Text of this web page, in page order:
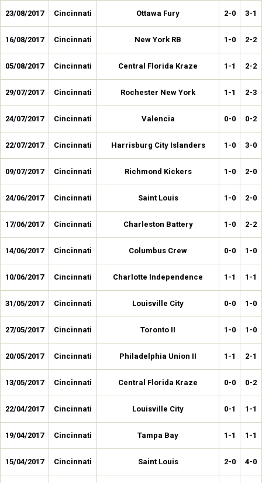
23/08/2017 Cincinnati Ottawa Fury 2-0 3-1
16/08/2017 Cincinnati New York RB 1-0 2-2
05/08/2017 Cincinnati Central Florida Kraze 1-1 2-2
29/07/2017 Cincinnati Rochester New York 1-1 2-3
24/07/2017 Cincinnati Valencia 0-0 0-2
22/07/2017 Cincinnati Harrisburg City Islanders 1-0 3-0
09/07/2017 Cincinnati Richmond Kickers 1-0 2-0
24/06/2017 Cincinnati Saint Louis 1-0 2-0
17/06/2017 Cincinnati Charleston Battery 1-0 2-2
14/06/2017 Cincinnati Columbus Crew 0-0 1-0
10/06/2017 Cincinnati Charlotte Independence 1-1 1-1
31/05/2017 Cincinnati Louisville City 0-0 1-0
27/05/2017 Cincinnati Toronto II 1-0 1-0
20/05/2017 Cincinnati Philadelphia Union II 1-1 2-1
13/05/2017 Cincinnati Central Florida Kraze 0-0 0-2
22/04/2017 Cincinnati Louisville City 0-1 1-1
19/04/2017 Cincinnati Tampa Bay 1-1 1-1
15/04/2017 Cincinnati Saint Louis 2-0 4-0